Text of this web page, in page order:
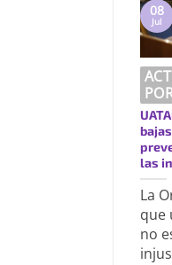
las
La
que
no
08
Jul